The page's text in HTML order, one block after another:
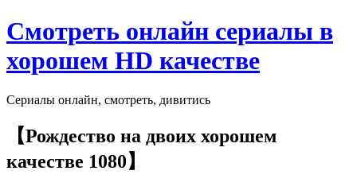
Skip
to
Смотреть онлайн сериалы в
хорошем HD качестве
Сериалы онлайн, смотреть, дивитись
Close
Button
【Рождество на двоих хорошем
качестве 1080】